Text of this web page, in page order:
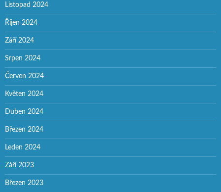
Listopad 2024
Říjen 2024
Září 2024
Srpen 2024
Červen 2024
Květen 2024
Duben 2024
Březen 2024
Leden 2024
Září 2023
Březen 2023